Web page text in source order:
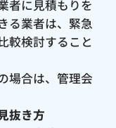
者に見積もりを
る業者は、緊急
較検討すること
場合は、管理会
抜き方